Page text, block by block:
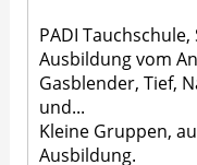
PADI
Ausbildung vom
Gasblender, Tief,
und...
Kleine Gruppen,
Ausbildung.